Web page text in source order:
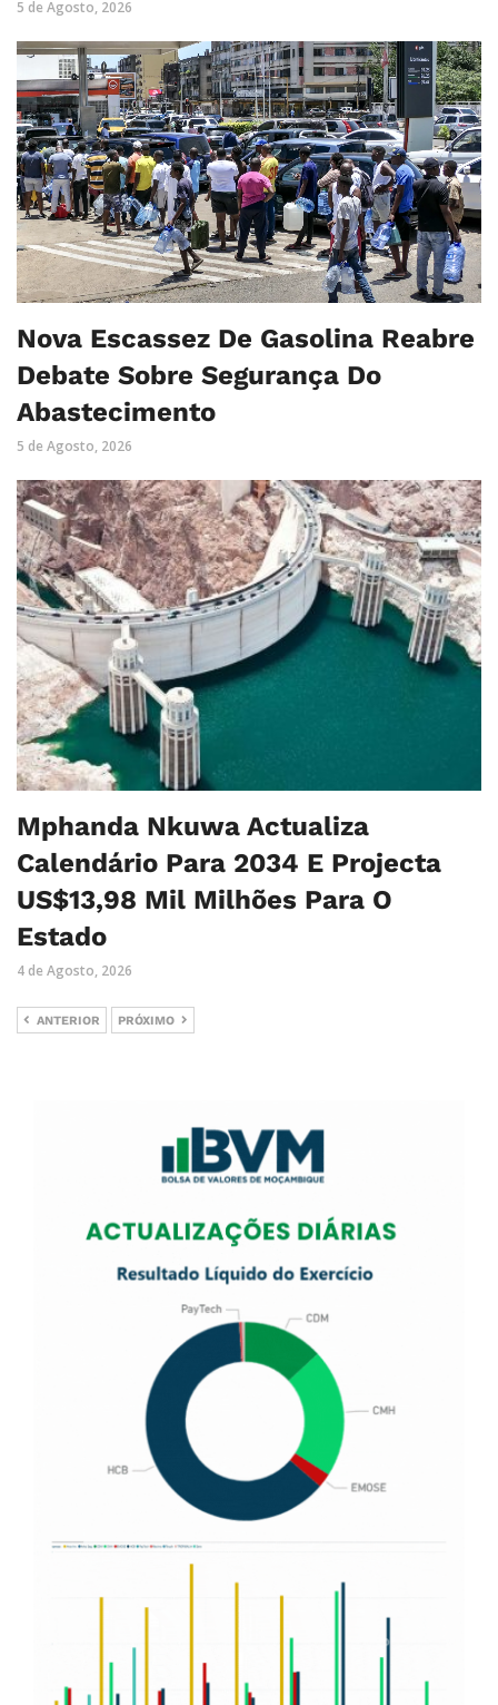
5 de Agosto, 2026
Nova Escassez De Gasolina Reabre
Debate Sobre Segurança Do
Abastecimento
5 de Agosto, 2026
Mphanda Nkuwa Actualiza
Calendário Para 2034 E Projecta
US$13,98 Mil Milhões Para O
Estado
4 de Agosto, 2026
ANTERIOR PRÓXIMO